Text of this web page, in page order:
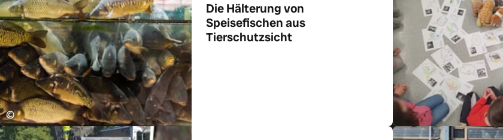
©
Die Hälterung von
Speisefischen aus
Tierschutzsicht